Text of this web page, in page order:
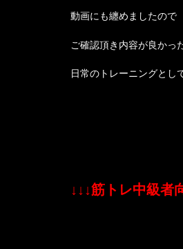
動画にも纏めましたので
ご確認頂き内容が良かっ
日常のトレーニングとし
↓↓↓筋トレ中級者